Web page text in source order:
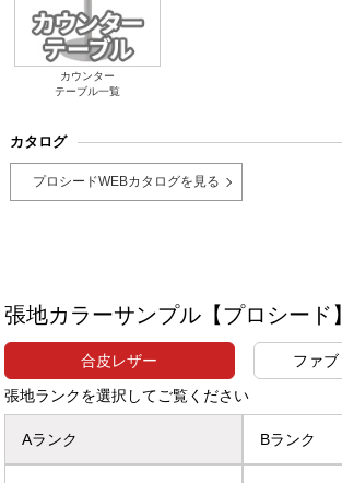
カウンター
テーブル一覧
カタログ
プロシードWEBカタログを見る